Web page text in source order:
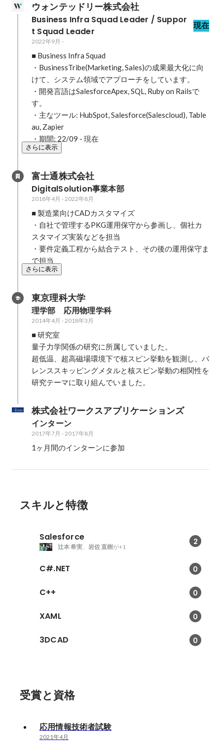
ウォンテッドリー株式会社
Business Infra Squad Leader / Suppor
t Squad Leader
現在
2022年9月 -
■ Business Infra Squad
・BusinessTribe(Marketing, Sales)の成果最大化に向
けて、システム領域でアプローチをしています。
・開発言語はSalesforceApex, SQL, Ruby on Railsで
す。
・主なツール: HubSpot, Salesforce(Salescloud), Table
au, Zapier
・期間: 22/09 - 現在
さらに表示
富士通株式会社
DigitalSolution事業本部
2018年4月 -2022年8月
■ 製造業向けCADカスタマイズ
・自社で管理するPKG運用保守から参画し、個社カ
スタマイズ実装などを担当
・要件定義工程から結合テスト、その後の運用保守ま
で担当
さらに表示
東京理科大学
理学部　応用物理学科
2014年4月 -2018年3月
■ 研究室
量子力学関係の研究に所属していました。
超低温、超高磁場環境下で核スピン挙動を観測し、バ
レンススキッピングメタルと核スピン挙動の相関性を
研究テーマに取り組んでいました。
株式会社ワークスアプリケーションズ
インターン
2017年7月 -2017年8月
スキルと特徴
Salesforce 2
辻本 希実、 岩佐 直樹が+1
C#.NET 0
C++ 0
XAML 0
3DCAD 0
受賞と資格
応用情報技術者試験
2021年4月